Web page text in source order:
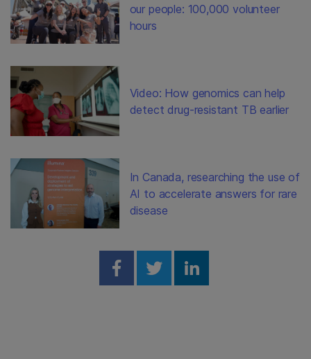
our people: 100,000 volunteer
hours
Video: How genomics can help
detect drug-resistant TB earlier
In Canada, researching the use of
AI to accelerate answers for rare
disease
Share on Facebook
Share on Twitter
Share on